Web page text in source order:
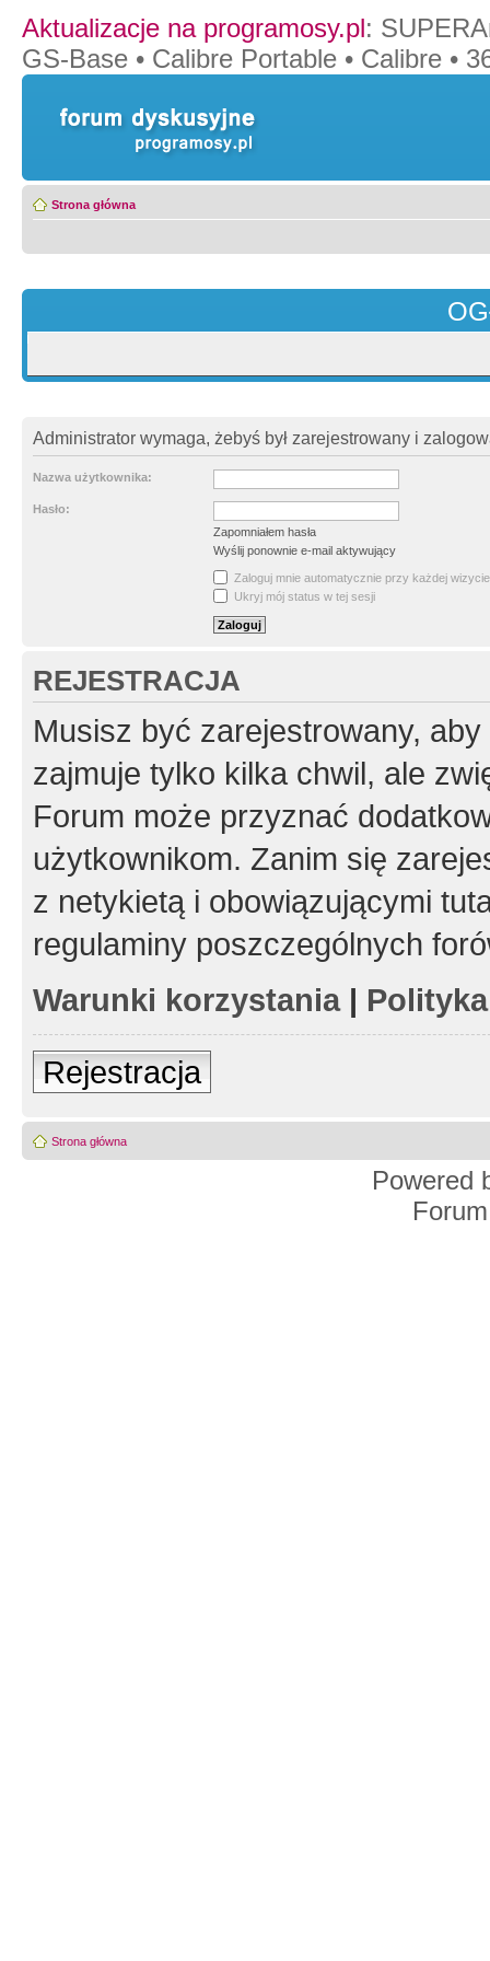
Aktualizacje na programosy.pl:
GS-Base • Calibre Portable • Calibre •
Strona główna
Administrator wymaga, żebyś był zarejestrowany i
Nazwa użytkownika:
Hasło:
Zapomniałem hasła
Wyślij ponownie e-mail aktywujący
Zaloguj mnie automatycznie przy każdej wizycie
Ukryj mój status w tej sesji
REJESTRACJA
Musisz być zarejestrowany,
zajmuje tylko kilka chwil, ale
Forum może przyznać
użytkownikom. Zanim się
z netykietą i obowiązującymi
regulaminy poszczególnych
Warunki korzystania|
Rejestracja
Strona główna
Powered